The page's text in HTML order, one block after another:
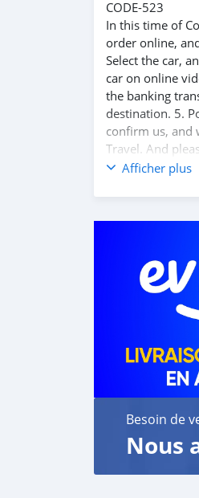
CODE-523
In this time of
order online,
Select the car,
car on online
the banking
destination. 5.
confirm us, and
Travel. And
customer
Afficher plus
Besoin de
Nous